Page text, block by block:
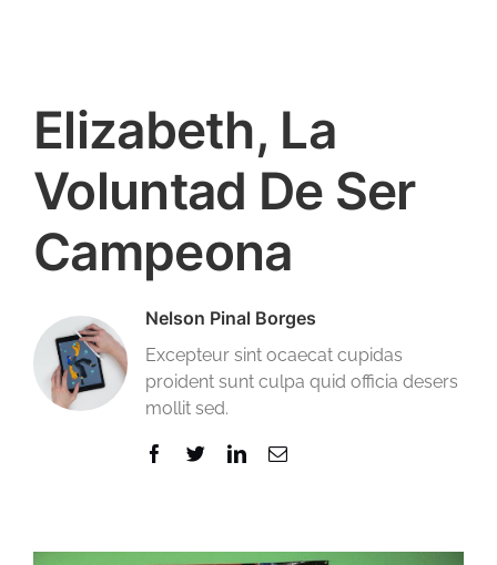
Elizabeth, La
Voluntad De Ser
Campeona
Nelson Pinal Borges
Excepteur sint ocaecat cupidas
proident sunt culpa quid officia desers
mollit sed.